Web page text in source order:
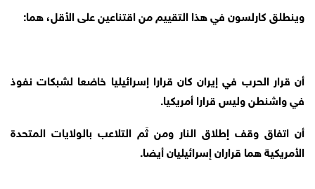
وينطلق كارلسون في هذا التقييم من اقتناعين على الأقل، هما:
أن قرار الحرب في إيران كان قرارا إسرائيليا خاضعا لشبكات نفوذ
في واشنطن وليس قرارا أمريكيا.
أن اتفاق وقف إطلاق النار ومن ثَم التلاعب بالولايات المتحدة
الأمريكية هما قراران إسرائيليان أيضا.